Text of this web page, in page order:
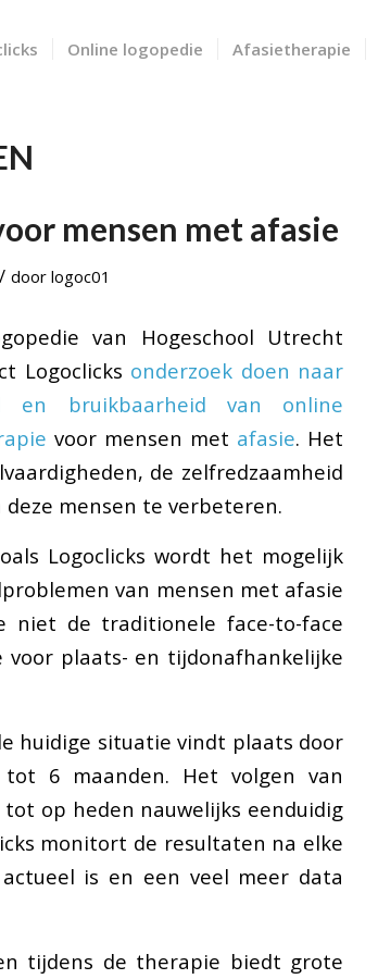
Online logopedie Afasietherapie
mensen met afasie
/ door logoc01
van Hogeschool Utrecht
Logoclicks onderzoek doen naar
en bruikbaarheid van online
voor mensen met afasie. Het
de zelfredzaamheid
mensen te verbeteren.
Logoclicks wordt het mogelijk
van mensen met afasie
niet de traditionele face-to-face
plaats- en tijdonafhankelijke
huidige situatie vindt plaats door
6 maanden. Het volgen van
op heden nauwelijks eenduidig
monitort de resultaten na elke
is en een veel meer data
tijdens de therapie biedt grote